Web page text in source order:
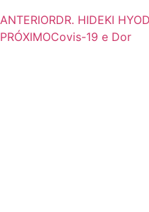
ANTERIORDR. HIDEKI
PRÓXIMOCovis-19 e Dor